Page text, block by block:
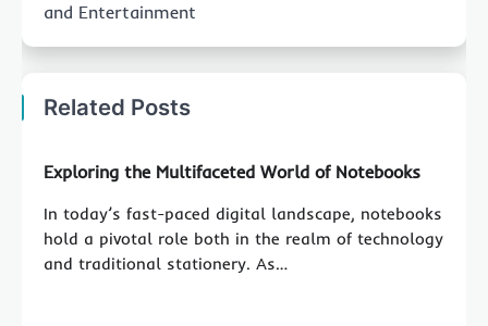
and Entertainment
Related Posts
Exploring the Multifaceted World of Notebooks
In today’s fast-paced digital landscape, notebooks
hold a pivotal role both in the realm of technology
and traditional stationery. As…